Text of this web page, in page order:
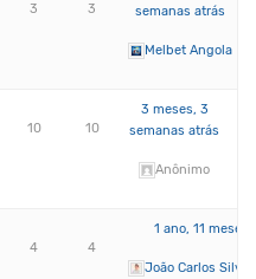
3 3
semanas atrás
Melbet Angola
10 10
3 meses, 3
semanas atrás
Anônimo
4 4
1 ano, 11 meses
João Carlos Silva